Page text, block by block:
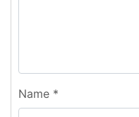
Name *